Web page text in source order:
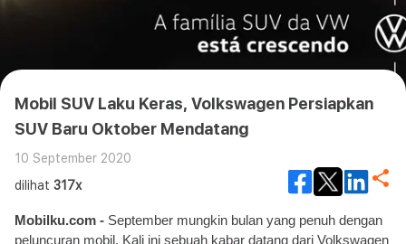
Mobil SUV Laku Keras, Volkswagen Persiapkan
SUV Baru Oktober Mendatang
10 September 2020
dilihat 317x
Mobilku.com - September mungkin bulan yang penuh dengan
peluncuran mobil. Kali ini sebuah kabar datang dari Volkswagen